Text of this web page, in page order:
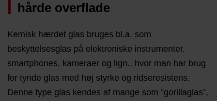
hårde overflade
Kemisk hærdet glas bruges bl.a. som
beskyttelsesglas på elektroniske instrumenter,
smartphones, kameraer og lign., hvor man har brug
for tynde glas med høj styrke og ridseresistens.
Denne type glas kendes af mange som ”gorillaglas”,